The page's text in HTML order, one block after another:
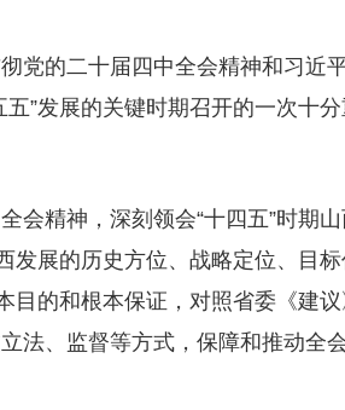
党的二十届四中全会精神和习近
”发展的关键时期召开的一次十分
会精神，深刻领会“十四五”时期山
发展的历史方位、战略定位、目
的和根本保证，对照省委《建议
法、监督等方式，保障和推动全